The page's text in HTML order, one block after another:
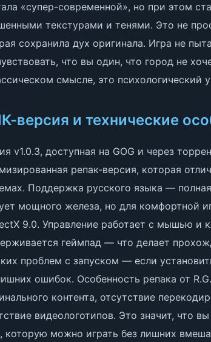
«супер-современной», но при этом
текстурами и тенями. Это не
сохранила дух оригинала. Игра не
что вы один, что город не
смысле, это психологический
версия и технические
v1.0.3, доступная на GOG и через
репак-версия, которая
Поддержка русского языка —
мощного железа, но для комфортной
9.0. Управление работает с мышью и
геймпад — что делает
проблем с запуском — если
ошибок. Особенность репака от
контента, отсутствие
видеологотипов. Это значит, что
которую можно играть без лишних